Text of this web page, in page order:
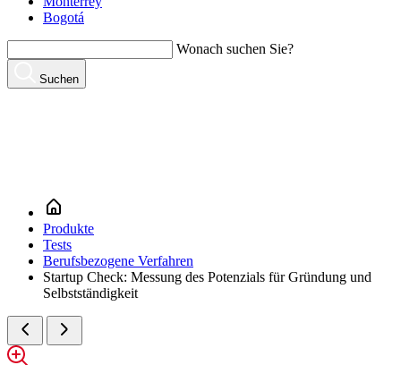
Bogotá
Wonach suchen Sie?
Suchen
Produkte
Tests
Berufsbezogene Verfahren
Startup Check: Messung des Potenzials für Gründung und
Selbstständigkeit